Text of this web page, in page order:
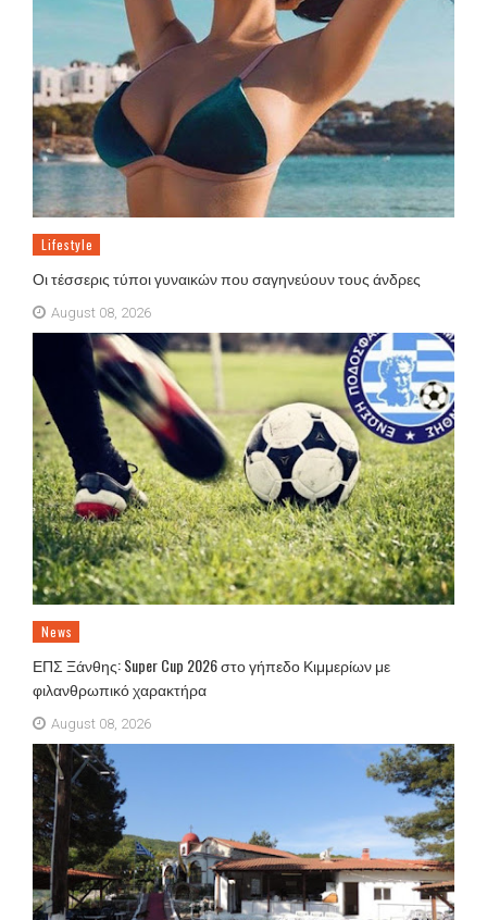
Lifestyle
Οι τέσσερις τύποι γυναικών που σαγηνεύουν τους άνδρες
August 08, 2026
News
ΕΠΣ Ξάνθης: Super Cup 2026 στο γήπεδο Κιμμερίων με
φιλανθρωπικό χαρακτήρα
August 08, 2026